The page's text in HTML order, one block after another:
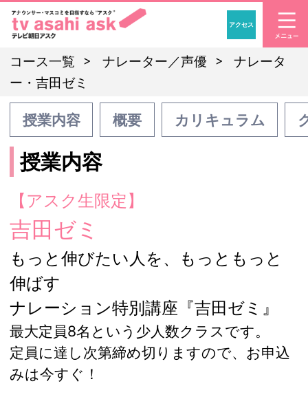
「アナウンサー・マ
アクセス
コース一覧 ナレーター／声優
ナレータ
ー・吉田ゼミ
授業内容 概要 カリキュラム
授業内容
【アスク生限定】
吉田ゼミ
もっと伸びたい人を、もっともっと
伸ばす
ナレーション特別講座『吉田ゼミ』
最大定員8名という少人数クラスです。
定員に達し次第締め切りますので、お申込
みは今すぐ！